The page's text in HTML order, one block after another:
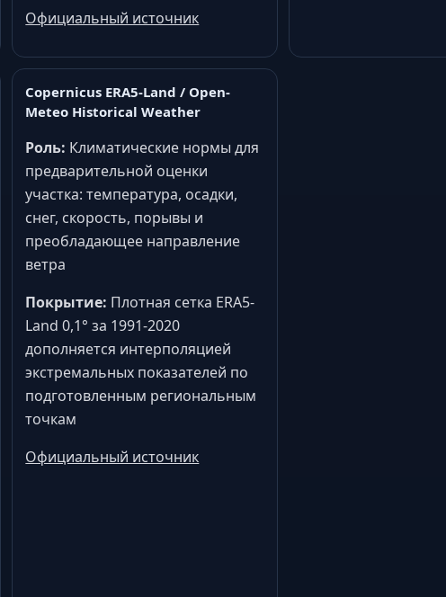
Официальный источник
Copernicus ERA5-Land / Open-
Meteo Historical Weather
Роль: Климатические нормы для
предварительной оценки
участка: температура, осадки,
снег, скорость, порывы и
преобладающее направление
ветра
Покрытие: Плотная сетка ERA5-
Land 0,1° за 1991-2020
дополняется интерполяцией
экстремальных показателей по
подготовленным региональным
точкам
Официальный источник